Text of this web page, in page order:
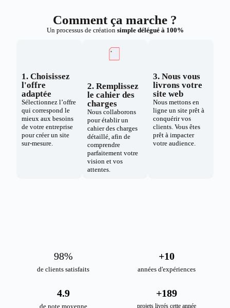
Comment ça marche ?
Un processus de création simple délégué à 100%
1. Choisissez
l'offre
adaptée
Sélectionnez l’offre
qui correspond le
mieux aux besoins
de votre entreprise
pour créer un site
sur-mesure.
2. Remplissez
le cahier des
charges
Nous collaborons
pour établir un
cahier des charges
détaillé, afin de
comprendre
parfaitement votre
vision et vos
attentes.
3. Nous vous
livrons votre
site web
Nous mettons en
ligne un site prêt à
conquérir vos
clients. Vous êtes
prêt à impacter
votre audience.
de clients satisfaits
98%
années d'expériences
+10
de note moyenne
4.9
projets livrés cette année
+189